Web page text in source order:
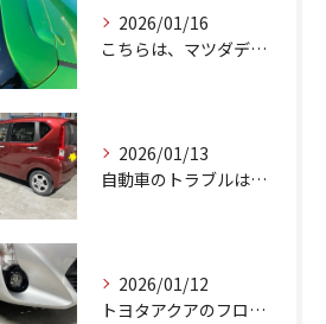
2026/01/16
こちらは、マツダデミオのゲートのルーフスポイラーで、経年劣化...
2026/01/13
自動車のトラブルは、日常生活において避けられない出来事の一つ...
2026/01/12
トヨタアクアのフロントバンパーの右下側を縁石にぶつけてできた...